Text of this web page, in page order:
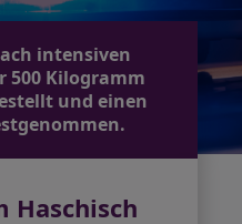
intensiven
500 Kilogramm
und einen
Haschisch